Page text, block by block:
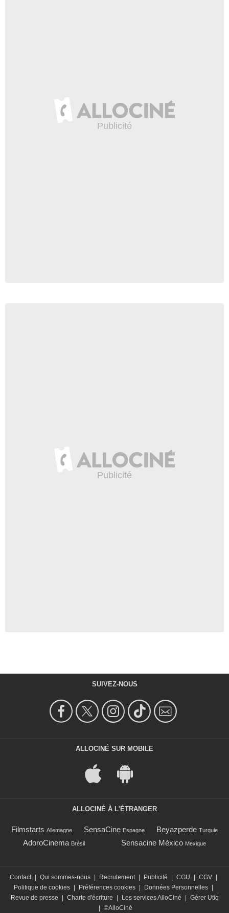
SUIVEZ-NOUS
ALLOCINÉ SUR MOBILE
ALLOCINÉ À L'ÉTRANGER
Filmstarts Allemagne SensaCine Espagne Beyazperde Turquie
AdoroCinema Brésil Sensacine México Mexique
Contact Qui sommes-nous Recrutement Publicité CGU CGV
Politique de cookies
Préférences cookies Données Personnelles
Revue de presse
Charte d'écriture Les services AlloCiné
Gérer Utiq
©AlloCiné